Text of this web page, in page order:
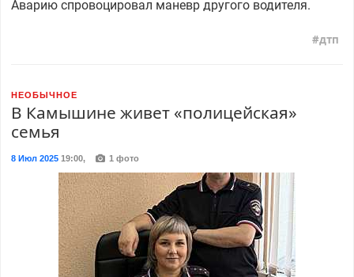
Аварию спровоцировал маневр другого водителя.
дтп
НЕОБЫЧНОЕ
В Камышине живет «полицейская»
семья
8 Июл 202519:00, 1 фото